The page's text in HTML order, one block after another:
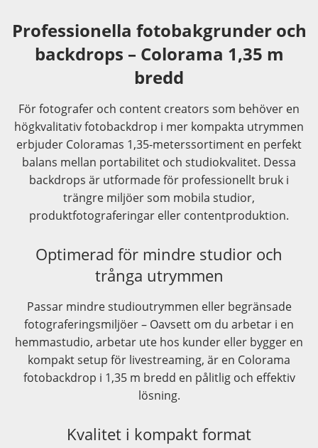
Professionella fotobakgrunder och
backdrops – Colorama 1,35 m
bredd
För fotografer och content creators som behöver en
högkvalitativ fotobackdrop i mer kompakta utrymmen
erbjuder Coloramas 1,35-meterssortiment en perfekt
balans mellan portabilitet och studiokvalitet. Dessa
backdrops är utformade för professionellt bruk i
trängre miljöer som mobila studior,
produktfotograferingar eller contentproduktion.
Optimerad för mindre studior och
trånga utrymmen
Passar mindre studioutrymmen eller begränsade
fotograferingsmiljöer – Oavsett om du arbetar i en
hemmastudio, arbetar ute hos kunder eller bygger en
kompakt setup för livestreaming, är en Colorama
fotobackdrop i 1,35 m bredd en pålitlig och effektiv
lösning.
Kvalitet i kompakt format